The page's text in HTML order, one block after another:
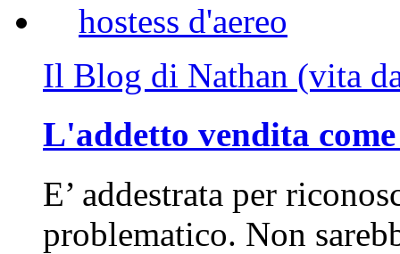
Il Blog di Nathan (vita
L'addetto vendita
E’ addestrata per
problematico. Non